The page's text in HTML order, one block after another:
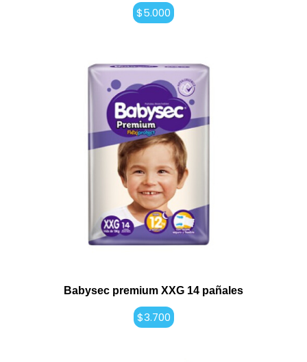
$5.000
Babysec premium XXG 14 pañales
$3.700